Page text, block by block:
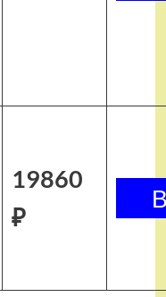
19860
₽